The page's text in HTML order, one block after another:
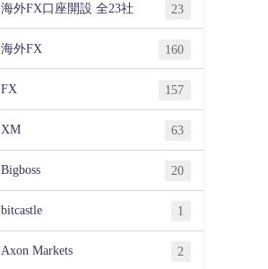
海外FX口座開設 全23社 23
海外FX 160
FX 157
XM 63
Bigboss 20
bitcastle 1
Axon Markets 2